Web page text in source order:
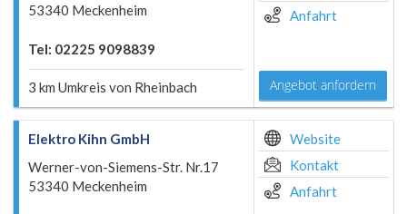
53340 Meckenheim
Tel: 02225 9098839
3 km Umkreis von Rheinbach
Anfahrt
Angebot anfordern
Elektro Kihn GmbH
Werner-von-Siemens-Str. Nr.17
53340 Meckenheim
Website
Kontakt
Anfahrt